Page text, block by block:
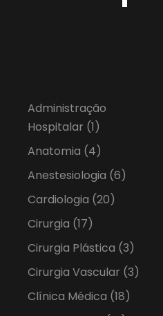
Administração
Hospitalar (1)
Anatomia (4)
Anestesiologia (6)
Cardiologia (20)
Cirurgia (17)
Cirurgia Plástica (3)
Cirurgia Vascular (3)
Clínica Médica (18)